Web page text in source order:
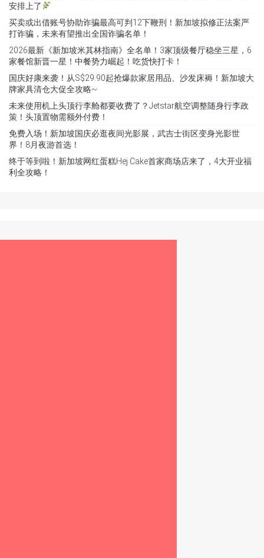
安排上了
买卖或出借账号协助诈骗最高可判12下鞭刑！新加坡拟修正法案严
打诈骗，未来有望推出全国诈骗名单！
2026最新《新加坡米其林指南》全名单！3家顶级餐厅稳坐三星，6
家餐馆新晋一星！中餐势力崛起！吃货快打卡！
国庆好康来袭！从S$29.90起抢爆款家居用品、沙发床褥！新加坡大
牌家具清仓大促全攻略~
未来使用机上头顶行李舱都要收费了？Jetstar航空调整随身行李政
策！头顶置物需额外付费！
免费入场！新加坡国庆必逛夜间光影展，武吉士街区变身光影世
界！8月夜游首选！
终于等到啦！新加坡网红蛋糕Hej Cake首家商场店来了，4大开业福
利全攻略！